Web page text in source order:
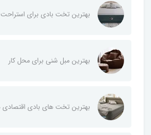
بهترین تخت بادی برای استراحت
بهترین مبل شنی برای محل کار
بهترین تخت های بادی اقتصادی